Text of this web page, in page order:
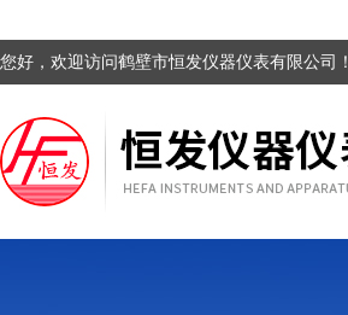
您好，欢迎访问鹤壁市恒发仪器仪表有限公司！